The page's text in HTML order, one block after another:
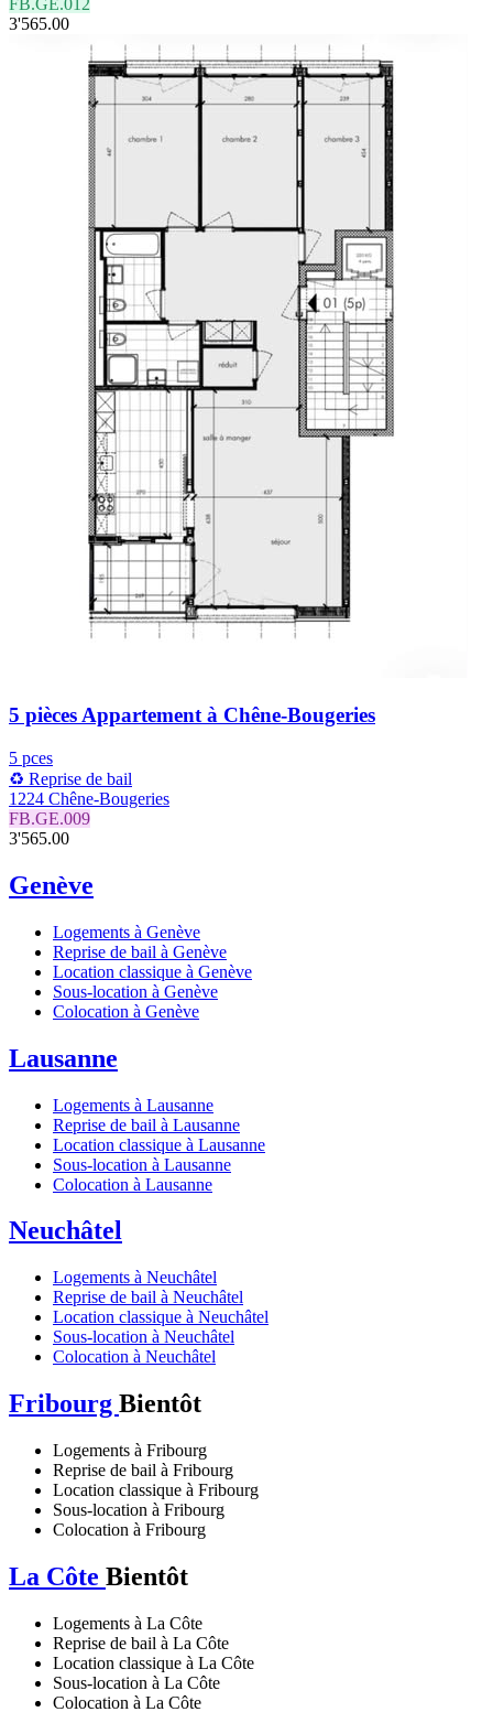
FB.GE.012
3'565.00
5 pièces Appartement à Chêne-Bougeries
5 pces
♻️ Reprise de bail
1224 Chêne-Bougeries
FB.GE.009
3'565.00
Genève
Logements à Genève
Reprise de bail à Genève
Location classique à Genève
Sous-location à Genève
Colocation à Genève
Lausanne
Logements à Lausanne
Reprise de bail à Lausanne
Location classique à Lausanne
Sous-location à Lausanne
Colocation à Lausanne
Neuchâtel
Logements à Neuchâtel
Reprise de bail à Neuchâtel
Location classique à Neuchâtel
Sous-location à Neuchâtel
Colocation à Neuchâtel
Fribourg Bientôt
Logements à Fribourg
Reprise de bail à Fribourg
Location classique à Fribourg
Sous-location à Fribourg
Colocation à Fribourg
La Côte Bientôt
Logements à La Côte
Reprise de bail à La Côte
Location classique à La Côte
Sous-location à La Côte
Colocation à La Côte